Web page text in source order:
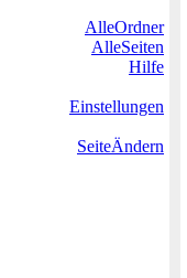
AlleOrdner
AlleSeiten
Hilfe
Einstellungen
SeiteÄndern